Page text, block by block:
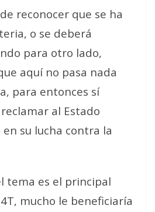
reconocer que se ha
o se deberá
para otro lado,
aquí no pasa nada
para entonces sí
al Estado
su lucha contra la
tema es el principal
mucho le beneficiaría